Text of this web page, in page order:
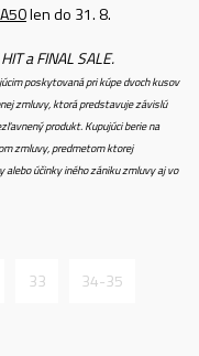
len do 31. 8.
a FINAL SALE.
poskytovaná pri kúpe dvoch kusov
zmluvy, ktorá predstavuje závislú
produkt. Kupujúci berie na
zmluvy, predmetom ktorej
účinky iného zániku zmluvy aj vo
33 34-35